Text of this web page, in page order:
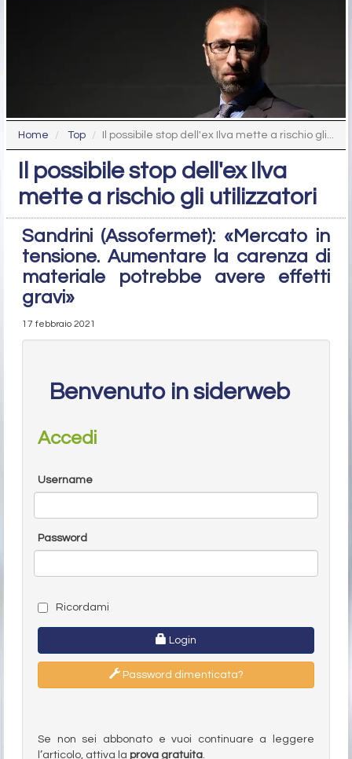
Home Top Il possibile stop dell'ex Ilva mette a rischio gli...
Il possibile stop dell'ex Ilva
mette a rischio gli utilizzatori
Sandrini (Assofermet): «Mercato in
tensione. Aumentare la carenza di
materiale potrebbe avere effetti
gravi»
17 febbraio 2021
Benvenuto in siderweb
Accedi
Username
Password
Ricordami
Login
Password dimenticata?
Se non sei abbonato e vuoi continuare a leggere
l’articolo, attiva la prova gratuita.